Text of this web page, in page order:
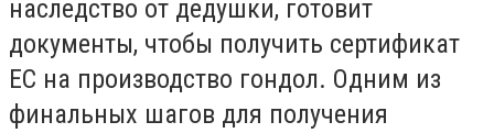
наследство от дедушки, готовит
документы, чтобы получить сертификат
ЕС на производство гондол. Одним из
финальных шагов для получения